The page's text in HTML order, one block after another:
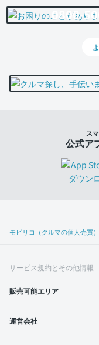
モビリコ（クルマの個人売買）
0800-
ス
公式ア
サービス規約とその他情報
販売可能エリア
運営会社